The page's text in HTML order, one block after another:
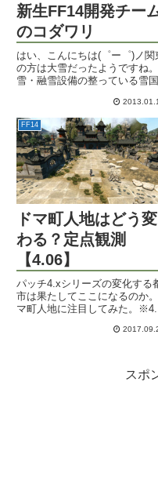
新生FF14開発チー
のコダワリ
はい、こんにちは(゜ー゜)ノ関
の方は大雪だったようですね
雪・融雪設備の整っている雪
会に降ると大変。とは言え、あ
ちこっちでハイレベルな雪だ
クリエイター達の熱い戦いも
たようで、いろいろな意味で
FF14
ドマ町人地はどう変
わる？定点観測
【4.06】
パッチ4.xシリーズの変化する
市は果たしてここになるのか
マ町人地に注目してみた。
スポ